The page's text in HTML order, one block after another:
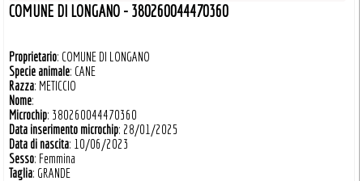
COMUNE DI LONGANO - 380260044470360
Proprietario: COMUNE DI LONGANO
Specie animale: CANE
Razza: METICCIO
Nome:
Microchip: 380260044470360
Data inserimento microchip: 28/01/2025
Data di nascita: 10/06/2023
Sesso: Femmina
Taglia: GRANDE